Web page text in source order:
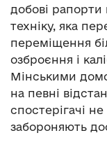
добові
техніку, яка
переміщення
озброєння і
Мінськими
на певні
спостерігачі
забороняють